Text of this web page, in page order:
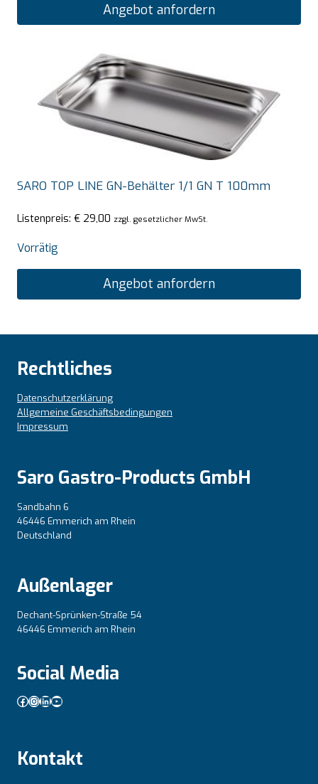
Angebot anfordern
SARO TOP LINE GN-Behälter 1/1 GN T 100mm
Listenpreis: € 29,00 zzgl. gesetzlicher MwSt.
Vorrätig
Angebot anfordern
Rechtliches
Datenschutzerklärung
Allgemeine Geschäftsbedingungen
Impressum
Saro Gastro-Products GmbH
Sandbahn 6
46446 Emmerich am Rhein
Deutschland
Außenlager
Dechant-Sprünken-Straße 54
46446 Emmerich am Rhein
Social Media
Facebook
Instagram
LinkedIn
YouTube
Kontakt